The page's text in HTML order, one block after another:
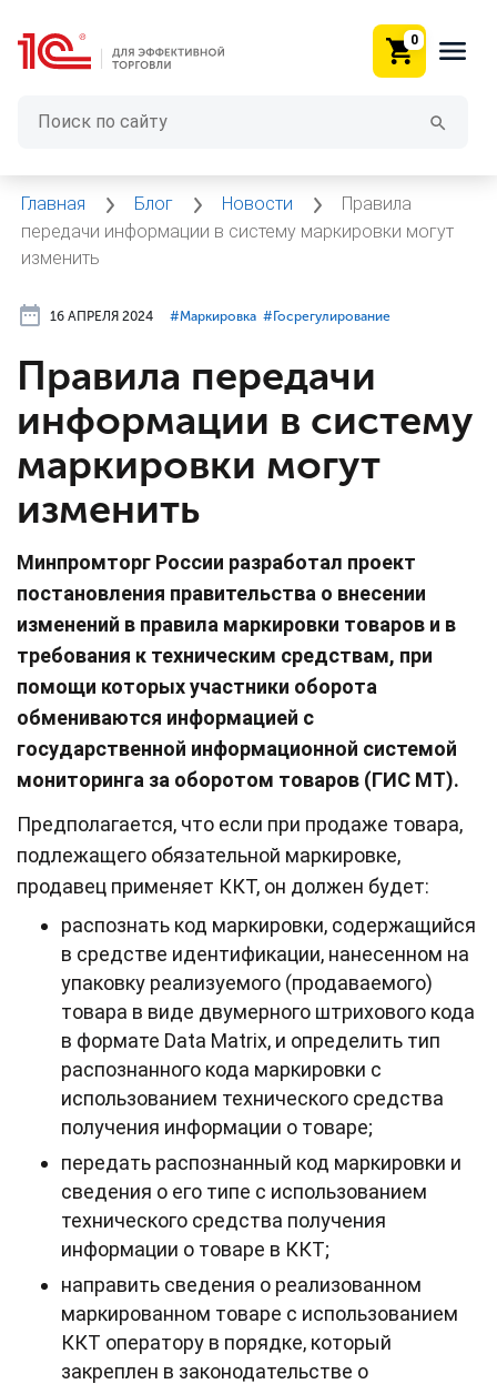
0
Главная Блог Новости
Правила
передачи информации в систему маркировки могут
изменить
16 АПРЕЛЯ 2024 #⁣Маркировка #⁣Госрегулирование
Правила передачи
информации в систему
маркировки могут
изменить
Минпромторг России разработал проект
постановления правительства о внесении
изменений в правила маркировки товаров и в
требования к техническим средствам, при
помощи которых участники оборота
обмениваются информацией с
государственной информационной системой
мониторинга за оборотом товаров (ГИС МТ).
Предполагается, что если при продаже товара,
подлежащего обязательной маркировке,
продавец применяет ККТ, он должен будет:
распознать код маркировки, содержащийся
в средстве идентификации, нанесенном на
упаковку реализуемого (продаваемого)
товара в виде двумерного штрихового кода
в формате Data Matrix, и определить тип
распознанного кода маркировки с
использованием технического средства
получения информации о товаре;
передать распознанный код маркировки и
сведения о его типе с использованием
технического средства получения
информации о товаре в ККТ;
направить сведения о реализованном
маркированном товаре с использованием
ККТ оператору в порядке, который
закреплен в законодательстве о